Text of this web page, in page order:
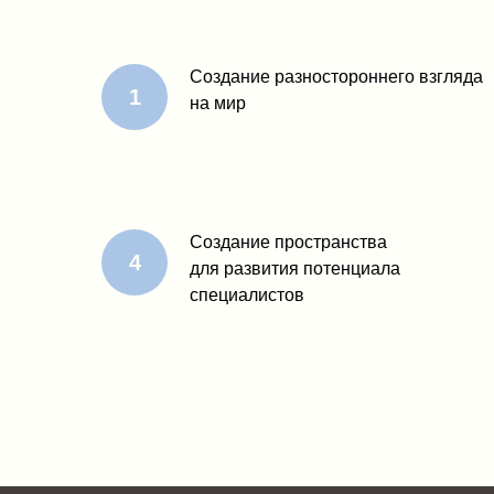
Создание разностороннего взгляда
на мир
Создание пространства
для развития потенциала
специалистов